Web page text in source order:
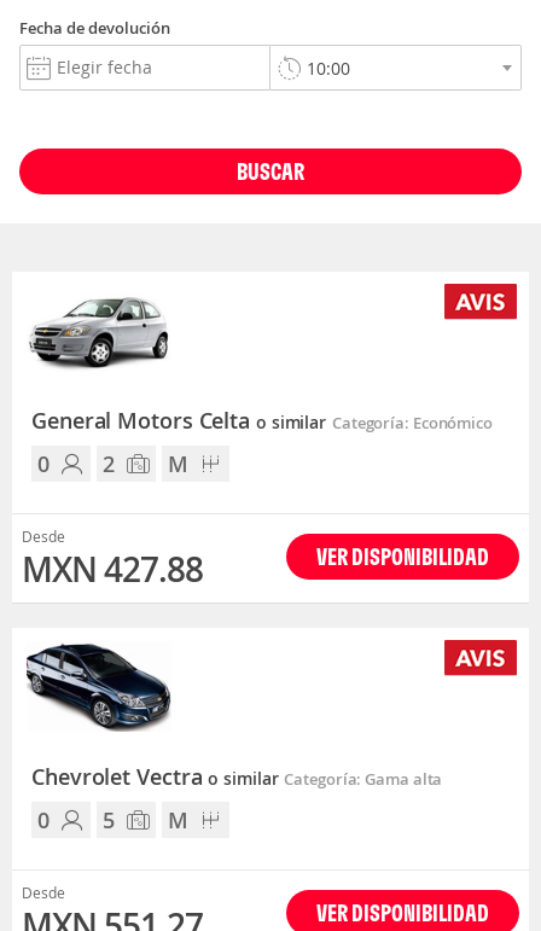
Fecha de devolución
BUSCAR
General Motors Celta o similar Categoría: Económico
0 2 M
Desde
MXN 427.88 VER DISPONIBILIDAD
Chevrolet Vectrao similar Categoría: Gama alta
0 5 M
Desde
VER DISPONIBILIDAD